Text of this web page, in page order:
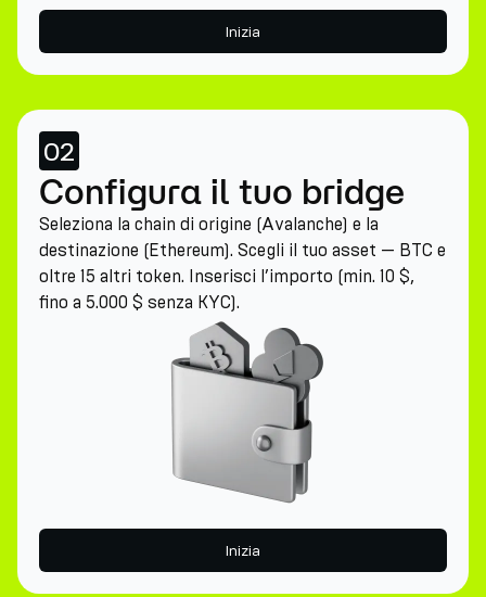
Inizia
02
Configura il tuo bridge
Seleziona la chain di origine (Avalanche) e la
destinazione (Ethereum). Scegli il tuo asset — BTC e
oltre 15 altri token. Inserisci l’importo (min. 10 $,
fino a 5.000 $ senza KYC).
Inizia